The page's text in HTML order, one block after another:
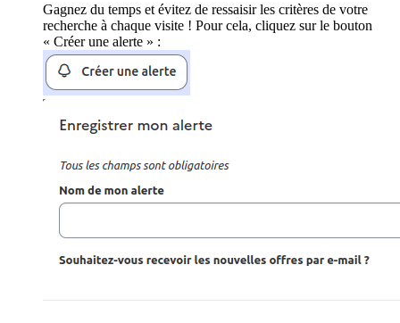
Gagnez du temps et évitez de ressaisir les critères de votre
recherche à chaque visite ! Pour cela, cliquez sur le bouton
« Créer une alerte » :